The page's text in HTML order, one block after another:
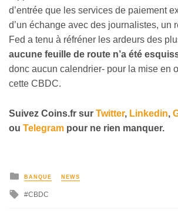
d’entrée que les services de paiement
d’un échange avec des journalistes, un
Fed a tenu à réfréner les ardeurs des
aucune feuille de route n’a été
donc aucun calendrier- pour la mise en
cette CBDC.
Suivez Coins.fr sur Twitter, Linkedin,
ou Telegram pour ne rien manquer.
BANQUE NEWS
CBDC